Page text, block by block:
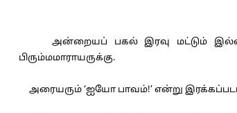
அன்றையப் பகல் இரவு மட்டும் இல்லை.
பிரும்மமாராயருக்கு.
அரையரும் ‘ஐயோ பாவம்!’ என்று